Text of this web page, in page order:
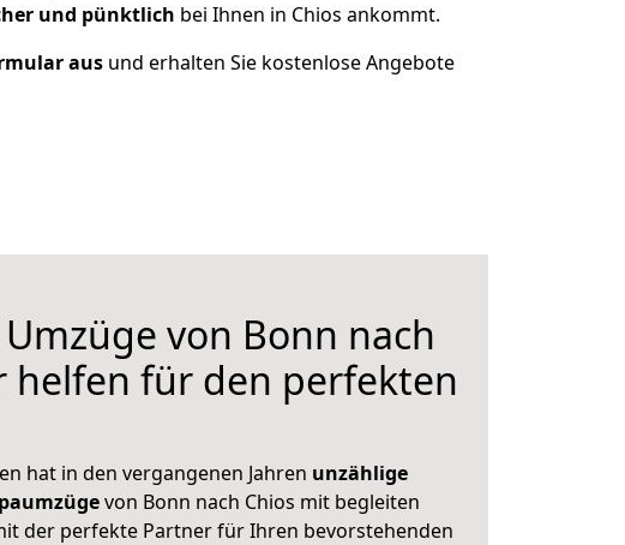
und pünktlich bei Ihnen in Chios ankommt.
aus und erhalten Sie kostenlose Angebote
von Bonn nach
helfen für den perfekten
hat in den vergangenen Jahren unzählige
von Bonn nach Chios mit begleiten
der perfekte Partner für Ihren bevorstehenden